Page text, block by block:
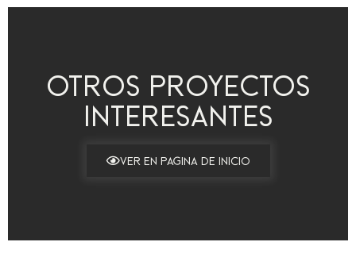
Otros proyectos
interesantes
Ver en página de Inicio